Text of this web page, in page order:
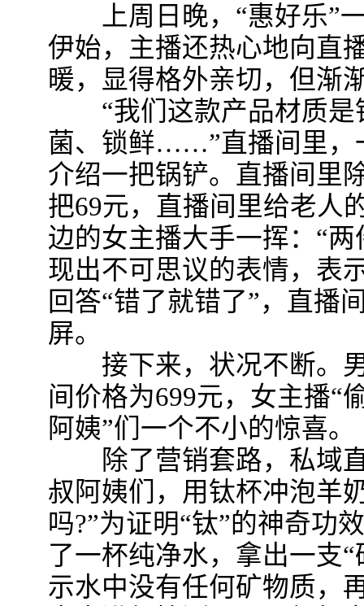
上周日晚，“惠好乐”一
伊始，主播还热心地向直
暖，显得格外亲切，但渐
“我们这款产品材质是
菌、锁鲜……”直播间里，
介绍一把锅铲。直播间里
把69元，直播间里给老人
边的女主播大手一挥：“
现出不可思议的表情，表
回答“错了就错了”，直播
屏。
接下来，状况不断。男
间价格为699元，女主播“
阿姨”们一个不小的惊喜。
除了营销套路，私域直
叔阿姨们，用钛杯冲泡羊
吗?”为证明“钛”的神奇功
了一杯纯净水，拿出一支
示水中没有任何矿物质，